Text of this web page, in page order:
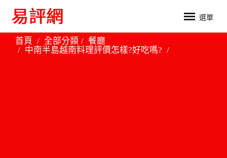
選單
首頁 全部分類
餐廳
中南半島越南料理評價怎樣?好吃嗎?